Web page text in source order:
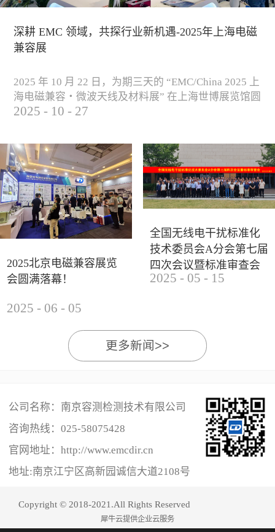
深耕 EMC 领域，共探行业新机遇-2025年上海电磁
兼容展
2025 年 10 月 22 日，为期三天的 “EMC/China 2025 上
海电磁兼容・微波天线及材料展” 在上海世博展览馆圆
满落下帷幕。作为电磁兼容领域的行业盛会，本届展
研讨及产品展示等多种形式，深入交流行业见解，踊
跃探索合作空间，为电磁兼容领域的高质量发展汇聚
了新动能。产品展示展会现场，公司展示了...
2025 - 10 - 27
2025北京电磁兼容展览
会圆满落幕！
2025 - 06 - 05
全国无线电干扰标准化
技术委员会A分会第七届
四次会议暨标准审查会
成功举办
2025 - 05 - 15
更多新闻>>
公司名称：南京容测检测技术有限公司
咨询热线： 025-58075428
官网地址：http://www.emcdir.cn
地址:南京江宁区高新园诚信大道2108号
Copyright © 2018-2021.All Rights Reserved
犀牛云提供企业云服务